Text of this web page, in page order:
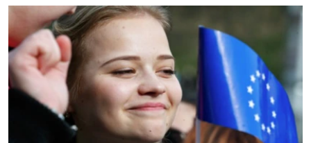
İNSAN AQLARI
VİDEO
SÜRET
BLOGLAR